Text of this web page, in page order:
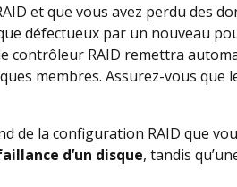
et que vous avez perdu des
défectueux par un nouveau
contrôleur RAID remettra
membres. Assurez-vous que
de la configuration RAID que
d’un disque, tandis